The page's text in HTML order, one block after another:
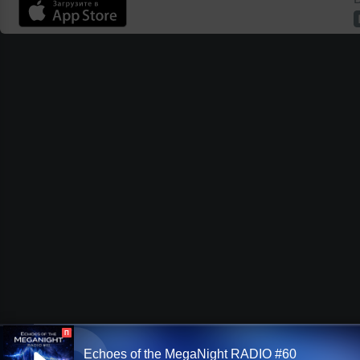
П
Echoes of the MegaNight RADIO #60